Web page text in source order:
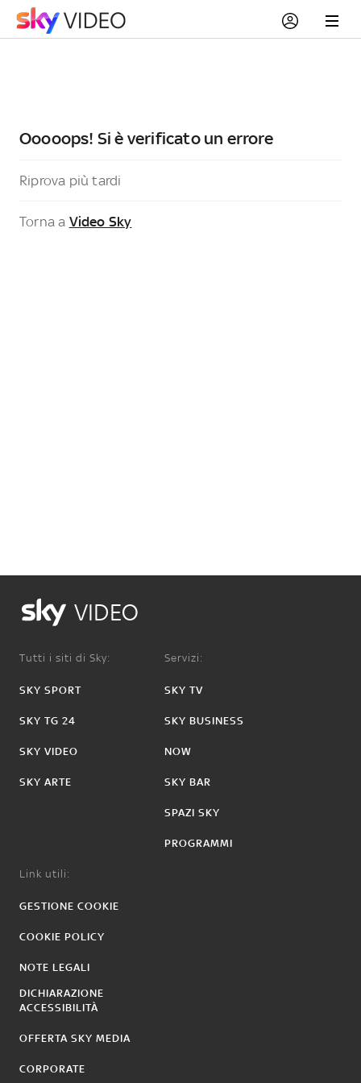
Ooooops! Si è verificato un errore
Riprova più tardi
Torna a Video Sky
VIDEO
Tutti i siti di Sky:
SKY SPORT
SKY TG 24
SKY VIDEO
SKY ARTE
Servizi:
SKY TV
SKY BUSINESS
NOW
SKY BAR
SPAZI SKY
PROGRAMMI
Link utili:
GESTIONE COOKIE
COOKIE POLICY
NOTE LEGALI
DICHIARAZIONE
ACCESSIBILITÀ
OFFERTA SKY MEDIA
CORPORATE